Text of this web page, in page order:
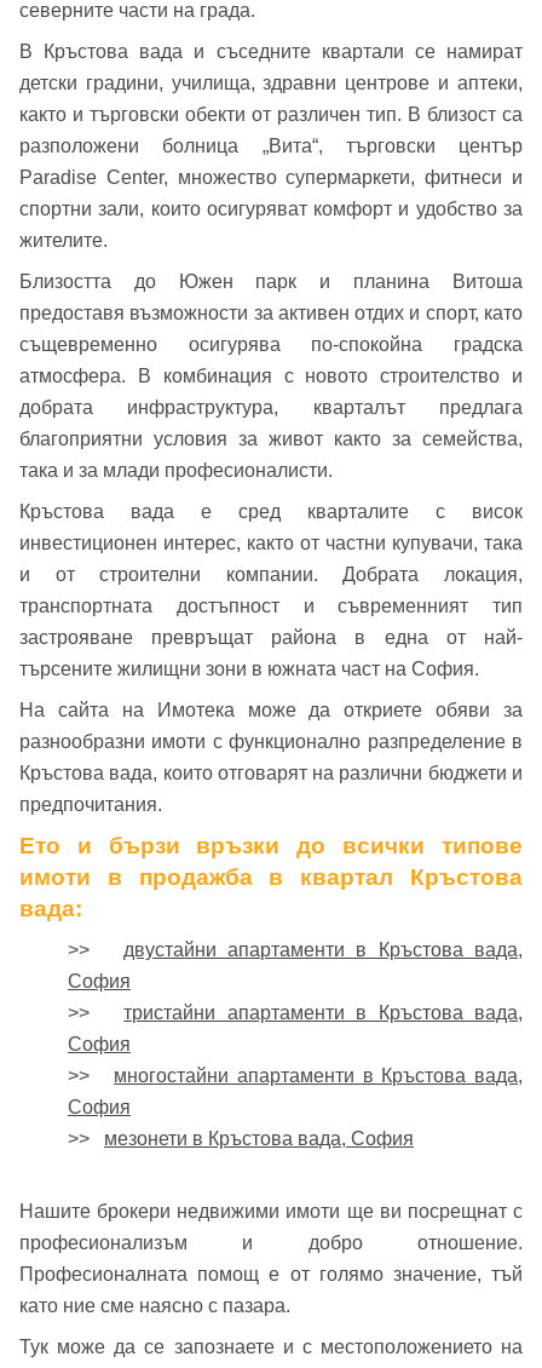
Парола
Забравена парола?
Вход
Вход като гост
или използвай профил
Вход с Google
Вход с Facebook
северните части на града.
В Кръстова вада и съседните квартали се намират
детски градини, училища, здравни центрове и аптеки,
както и търговски обекти от различен тип. В близост са
разположени болница „Вита“, търговски център
Paradise Center, множество супермаркети, фитнеси и
спортни зали, които осигуряват комфорт и удобство за
жителите.
Близостта до Южен парк и планина Витоша
предоставя възможности за активен отдих и спорт, като
същевременно осигурява по-спокойна градска
атмосфера. В комбинация с новото строителство и
добрата инфраструктура, кварталът предлага
благоприятни условия за живот както за семейства,
така и за млади професионалисти.
Кръстова вада е сред кварталите с висок
инвестиционен интерес, както от частни купувачи, така
и от строителни компании. Добрата локация,
транспортната достъпност и съвременният тип
застрояване превръщат района в една от най-
търсените жилищни зони в южната част на София.
На сайта на Имотека може да откриете обяви за
разнообразни имоти с функционално разпределение в
Кръстова вада, които отговарят на различни бюджети и
предпочитания.
Ето и бързи връзки до всички типове
имоти в продажба в квартал Кръстова
вада:
>> двустайни апартаменти в Кръстова вада,
София
>>тристайни апартаменти в Кръстова вада,
София
>> многостайни апартаменти в Кръстова вада,
София
>> мезонети в Кръстова вада, София
Нашите брокери недвижими имоти ще ви посрещнат с
професионализъм и добро отношение.
Професионалната помощ е от голямо значение, тъй
като ние сме наясно с пазара.
Тук може да се запознаете и с местоположението на
Имейл адрес*
Телефон*
Заяви оглед
Вашето запитване стигна до нас. Ще
се обадим възможно най-бързо.